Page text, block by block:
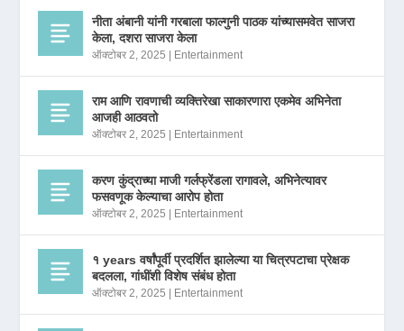
नीता अंबानी यांनी गरबाला फाल्गुनी पाठक यांच्यासमवेत साजरा
केला, दशरा साजरा केला
ऑक्टोबर 2, 2025 Entertainment
राम आणि रावणाची व्यक्तिरेखा साकारणारा एकमेव अभिनेता
आजही आठवतो
ऑक्टोबर 2, 2025 Entertainment
करण कुंद्राच्या माजी गर्लफ्रेंडला रागावले, अभिनेत्यावर
फसवणूक केल्याचा आरोप होता
ऑक्टोबर 2, 2025 Entertainment
१ years वर्षांपूर्वी प्रदर्शित झालेल्या या चित्रपटाचा प्रेक्षक
बदलला, गांधींशी विशेष संबंध होता
ऑक्टोबर 2, 2025 Entertainment